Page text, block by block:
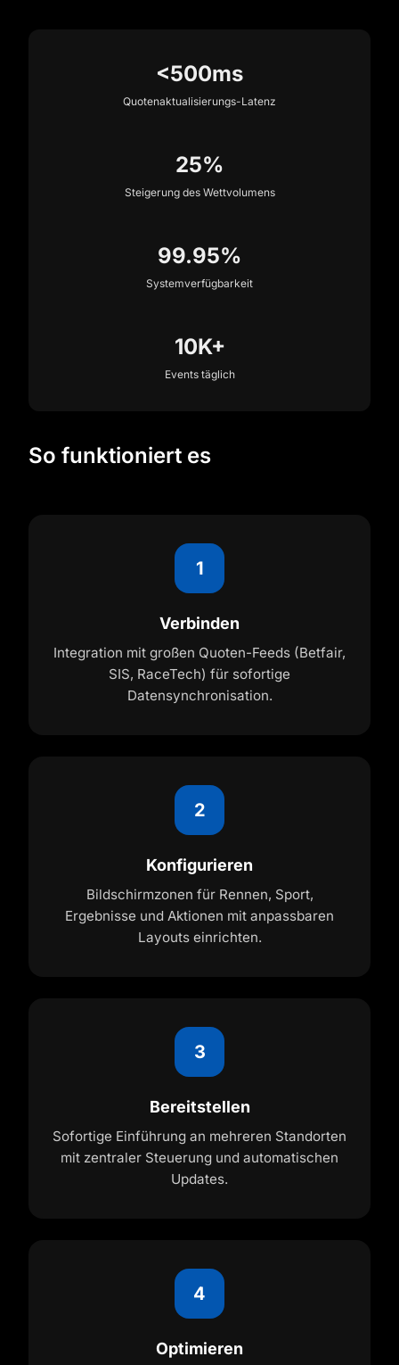
<500ms
Quotenaktualisierungs-Latenz
25%
Steigerung des Wettvolumens
99.95%
Systemverfügbarkeit
10K+
Events täglich
So funktioniert es
1
Verbinden
Integration mit großen Quoten-Feeds (Betfair,
SIS, RaceTech) für sofortige
Datensynchronisation.
2
Konfigurieren
Bildschirmzonen für Rennen, Sport,
Ergebnisse und Aktionen mit anpassbaren
Layouts einrichten.
3
Bereitstellen
Sofortige Einführung an mehreren Standorten
mit zentraler Steuerung und automatischen
Updates.
4
Optimieren